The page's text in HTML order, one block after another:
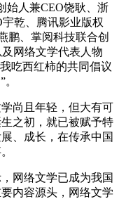
始人兼CEO饶耿、浙
乾、腾讯影业版权
鹏、掌阅科技联合创
网络文学代表人物
吃西红柿的共同倡议
尚且年轻，但大有可
之初，就已被赋予特
、成长，在传承中国
网络文学已成为我国
内容源头，网络文学